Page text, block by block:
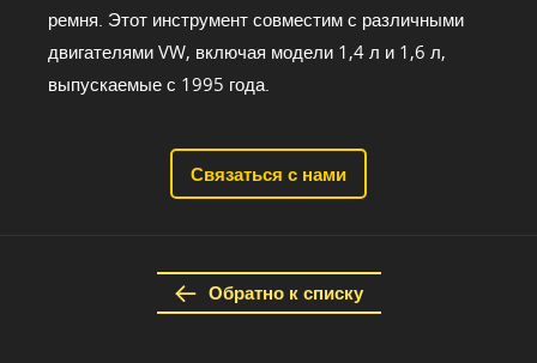
ремня. Этот инструмент совместим с различными
двигателями VW, включая модели 1,4 л и 1,6 л,
выпускаемые с 1995 года.
Связаться с нами
Обратно к списку